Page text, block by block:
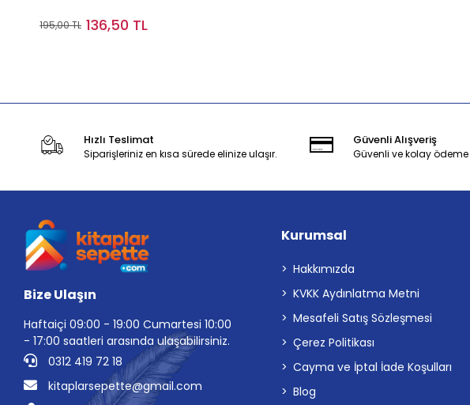
195,00 TL 136,50 TL
Hızlı Teslimat
Siparişleriniz en kısa sürede elinize ulaşır.
Güvenli Alışveriş
Güvenli ve kolay
Bize Ulaşın
Haftaiçi 09:00 - 19:00 Cumartesi 10:00
- 17:00 saatleri arasında ulaşabilirsiniz.
0312 419 72 18
kitaplarsepette@gmail.com
Kurumsal
Hakkımızda
KVKK Aydınlatma Metni
Mesafeli Satış Sözleşmesi
Çerez Politikası
Cayma ve İptal İade Koşulları
Blog